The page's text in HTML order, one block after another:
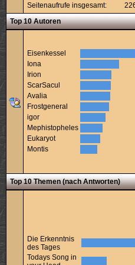
Seitenaufrufe insgesamt:
Top 10 Autoren
Eisenkessel
Iona
Irion
ScarSacul
Avalia
Frostgeneral
igor
Mephistopheles
Eukaryot
Montis
Top 10 Themen (nach Antworten)
Die Erkenntnis
des Tages
Todays Song in